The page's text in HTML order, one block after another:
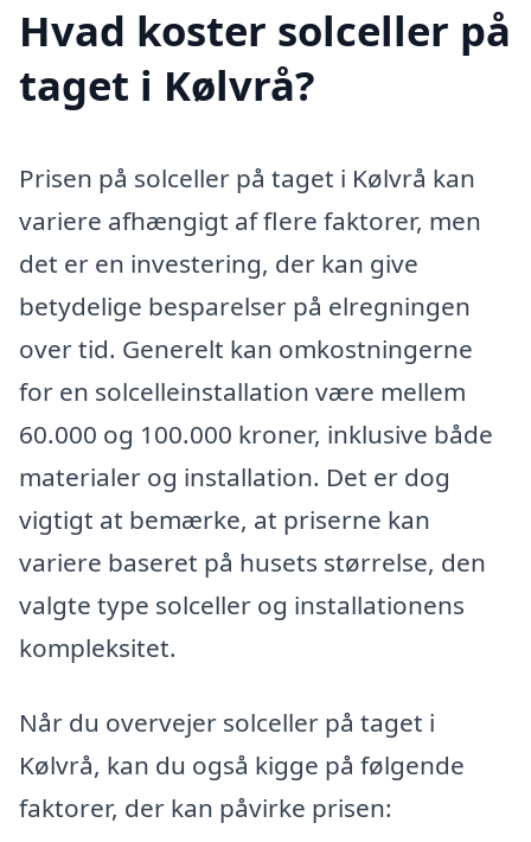
Hvad koster solceller på
taget i Kølvrå?
Prisen på solceller på taget i Kølvrå kan
variere afhængigt af flere faktorer, men
det er en investering, der kan give
betydelige besparelser på elregningen
over tid. Generelt kan omkostningerne
for en solcelleinstallation være mellem
60.000 og 100.000 kroner, inklusive både
materialer og installation. Det er dog
vigtigt at bemærke, at priserne kan
variere baseret på husets størrelse, den
valgte type solceller og installationens
kompleksitet.
Når du overvejer solceller på taget i
Kølvrå, kan du også kigge på følgende
faktorer, der kan påvirke prisen: